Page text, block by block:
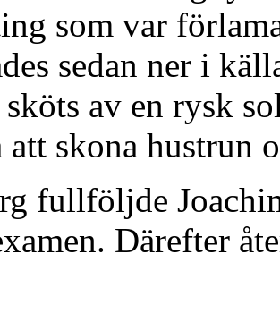
som var
sedan ner i
av en rysk
att skona hustrun
fullföljde
Därefter